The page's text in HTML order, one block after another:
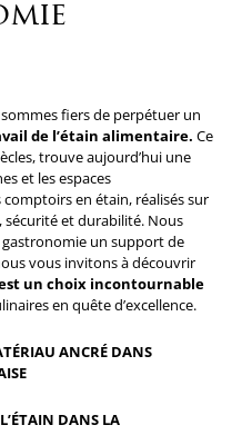
fiers de perpétuer un
de l’étain alimentaire. Ce
trouve aujourd’hui une
et les espaces
en étain, réalisés sur
sécurité et durabilité. Nous
un support de
vous invitons à découvrir
un choix incontournable
en quête d’excellence.
ANCRÉ DANS
DANS LA